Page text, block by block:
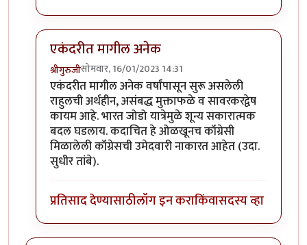
एकंदरीत मागील अनेक
श्रीगुरुजीसोमवार, 16/01/2023 14:31
In reply to"राहुल गांधी केव्हाच मेला. मीbyश्रीगुरुजी
एकंदरीत मागील अनेक वर्षांपासून सुरू असलेली
राहुलची अर्थहीन, असंबद्ध मुक्ताफळे व सावरकरद्वेष
कायम आहे. भारत जोडो यात्रेमुळे शून्य सकारात्मक
बदल घडलाय. कदाचित हे ओळखूनच कॉंग्रेसी
मिळालेली कॉंग्रेसची उमेदवारी नाकारत आहेत (उदा.
सुधीर तांबे).
प्रतिसाद देण्यासाठीलॉग इन कराकिंवासदस्य व्हा